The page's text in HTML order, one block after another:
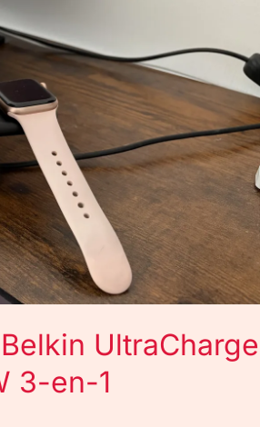
UltraCharge
3-en-1